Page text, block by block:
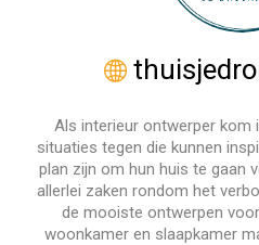
Als interieur ontwerper kom
situaties tegen die kunnen
plan zijn om hun huis te gaan
allerlei zaken rondom het
de mooiste ontwerpen
woonkamer en slaapkamer